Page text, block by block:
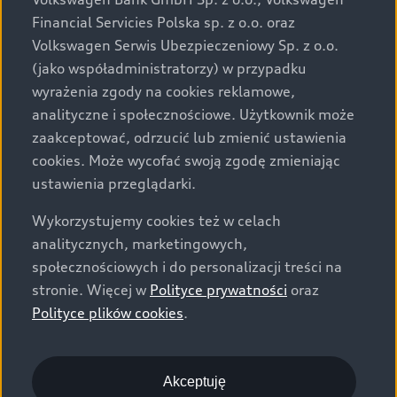
za dopłatą. Wiążące ustalenie ceny, wyposażenia i
specyfikacji pojazdu następują w umowie sprzedaży, a
określenie parametrów technicznych zawiera
świadectwo homologacji typu pojazdu. Zastrzegamy
sobie prawo do zmian i pomyłek. Wszelkie informacje
prezentowane na stronie są aktualne na dzień ich
zamieszczania. W celu uzyskania najnowszych
informacji prosimy kontaktować się z Partnerem Marki
Audi.
Wszystkie produkowane obecnie samochody marki Audi
są wykonywane z materiałów spełniających pod
względem możliwości odzysku i recyklingu wymagania
określone w normie ISO 22628 i są zgodne z
europejskimi świadectwami homologacji wydanymi wg
o.o. podlega obowiązkowi zapewnienia wszystkim
użytkownikom samochodów marki Volkswagen sieci
Financial Servicies Polska sp. z o.o. oraz
Volkswagen Serwis Ubezpieczeniowy Sp. z o.o.
(jako współadministratorzy) w przypadku
wyrażenia zgody na cookies reklamowe,
analityczne i społecznościowe. Użytkownik może
zaakceptować, odrzucić lub zmienić ustawienia
cookies. Może wycofać swoją zgodę zmieniając
ustawienia przeglądarki.
Wykorzystujemy cookies też w celach
analitycznych, marketingowych,
społecznościowych i do personalizacji treści na
stronie. Więcej w Polityce prywatności oraz
Polityce plików cookies.
Akceptuję